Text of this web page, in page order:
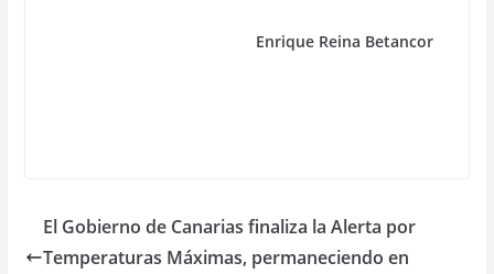
Enrique Reina Betancor
El Gobierno de Canarias finaliza la Alerta por
Temperaturas Máximas, permaneciendo en